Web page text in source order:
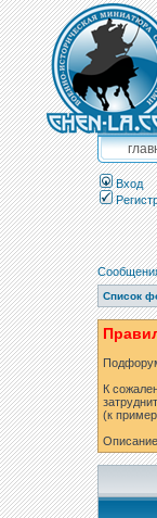
Вход
Список
К
(к